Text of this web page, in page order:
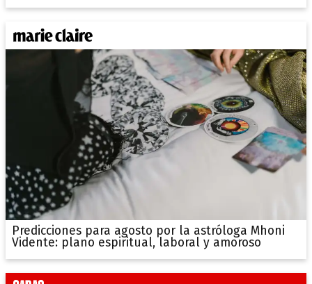
Predicciones para agosto por la astróloga Mhoni
Vidente: plano espiritual, laboral y amoroso